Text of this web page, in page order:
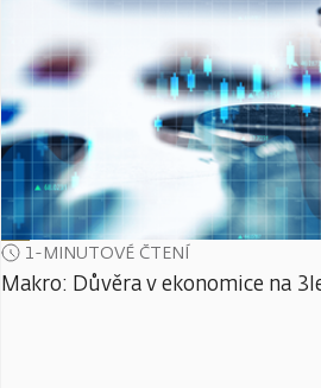
1-MINUTOVÉ ČTENÍ
Makro: Důvěra v ekonomice na